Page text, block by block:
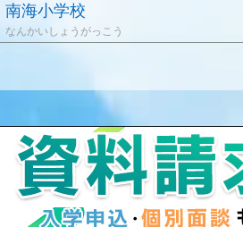
南海小学校
なんかいしょうがっこう